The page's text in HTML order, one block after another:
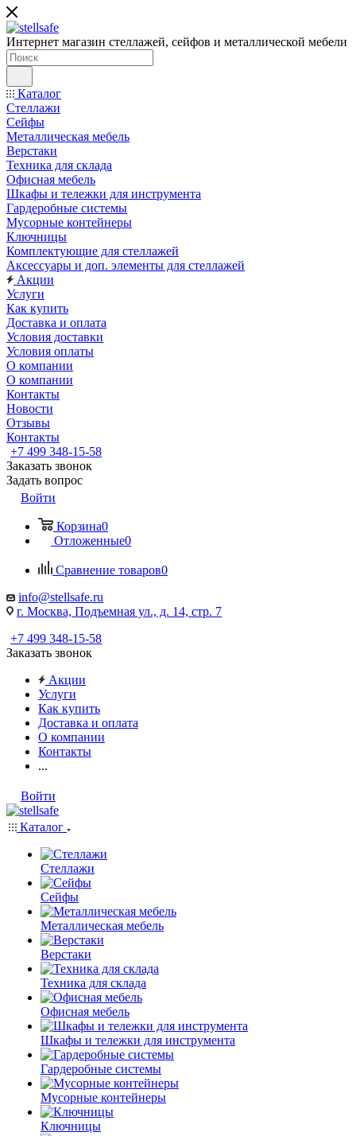
Интернет магазин стеллажей, сейфов и металлической мебели
Каталог
Стеллажи
Сейфы
Металлическая мебель
Верстаки
Техника для склада
Офисная мебель
Шкафы и тележки для инструмента
Гардеробные системы
Мусорные контейнеры
Ключницы
Комплектующие для стеллажей
Аксессуары и доп. элементы для стеллажей
Акции
Услуги
Как купить
Доставка и оплата
Условия доставки
Условия оплаты
О компании
О компании
Контакты
Новости
Отзывы
Контакты
+7 499 348-15-58
Заказать звонок
Задать вопрос
Войти
Корзина0
Отложенные0
Сравнение товаров0
info@stellsafe.ru
г. Москва, Подъемная ул., д. 14, стр. 7
+7 499 348-15-58
Заказать звонок
Акции
Услуги
Как купить
Доставка и оплата
О компании
Контакты
...
Войти
Каталог
Стеллажи
Сейфы
Металлическая мебель
Верстаки
Техника для склада
Офисная мебель
Шкафы и тележки для инструмента
Гардеробные системы
Мусорные контейнеры
Ключницы